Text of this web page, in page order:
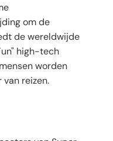
om de
de wereldwijde
high-tech
worden
reizen.